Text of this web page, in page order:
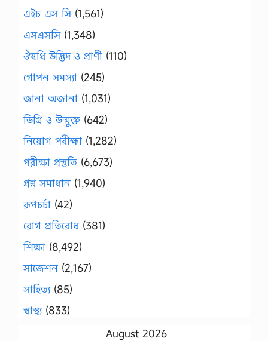
এইচ এস সি(1,561)
এসএসসি(1,348)
ঔষধি উদ্ভিদ ও প্রাণী (110)
গোপন সমস্যা (245)
জানা অজানা (1,031)
ডিগ্রি ও উন্মুক্ত (642)
নিয়োগ পরীক্ষা (1,282)
পরীক্ষা প্রস্তুতি (6,673)
প্রশ্ন সমাধান (1,940)
রূপচর্চা (42)
রোগ প্রতিরোধ(381)
শিক্ষা (8,492)
সাজেশন (2,167)
সাহিত্য(85)
স্বাস্থ্য(833)
August 2026